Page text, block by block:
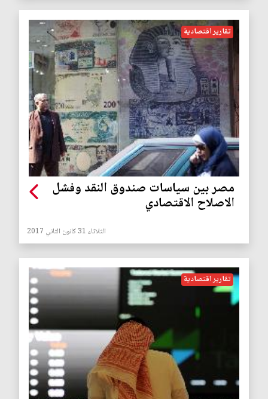
تقارير اقتصادية
مصر بين سياسات صندوق النقد وفشل
الاصلاح الاقتصادي
الثلاثاء 31 كانون الثاني 2017
تقارير اقتصادية